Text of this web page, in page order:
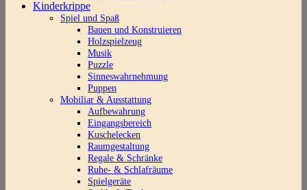
Kinderkrippe
Spiel und Spaß
Bauen und Konstruieren
Holzspielzeug
Musik
Puzzle
Sinneswahrnehmung
Puppen
Mobiliar & Ausstattung
Aufbewahrung
Eingangsbereich
Kuschelecken
Raumgestaltung
Regale & Schränke
Ruhe- & Schlafräume
Spielgeräte